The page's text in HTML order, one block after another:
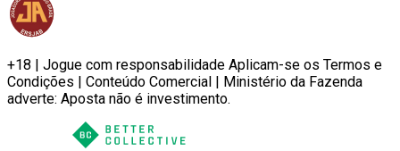
+18 | Jogue com responsabilidade Aplicam-se os Termos e
Condições | Conteúdo Comercial | Ministério da Fazenda
adverte: Aposta não é investimento.